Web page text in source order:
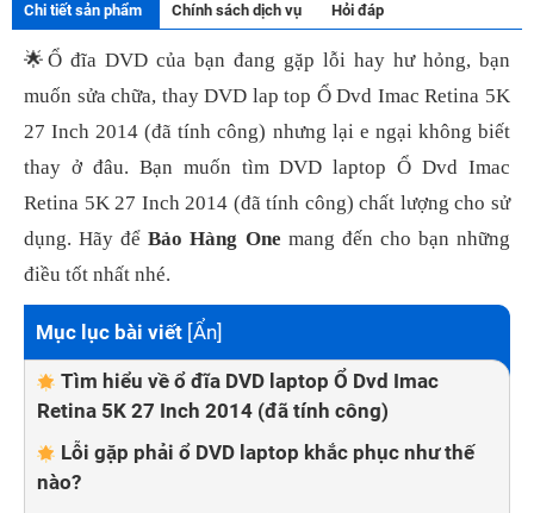
Chi tiết sản phẩm Chính sách dịch vụ Hỏi đáp
🌟 Ổ đĩa DVD của bạn đang gặp lỗi hay hư hỏng, bạn
muốn sửa chữa, thay DVD lap top Ổ Dvd Imac Retina 5K
27 Inch 2014 (đã tính công) nhưng lại e ngại không biết
thay ở đâu. Bạn muốn tìm DVD laptop Ổ Dvd Imac
Retina 5K 27 Inch 2014 (đã tính công) chất lượng cho sử
dụng. Hãy đểBảo Hàng One mang đến cho bạn những
điều tốt nhất nhé.
Mục lục bài viết [Ẩn]
Tìm hiểu về ổ đĩa DVD laptop Ổ Dvd Imac
Retina 5K 27 Inch 2014 (đã tính công)
Lỗi gặp phải ổ DVD laptop khắc phục như thế
nào?